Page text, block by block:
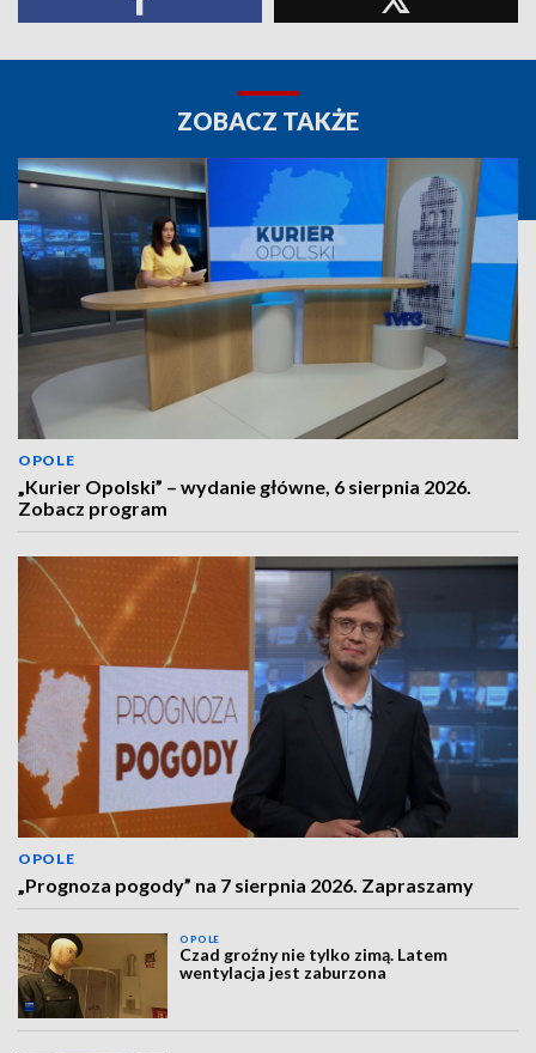
ZOBACZ TAKŻE
OPOLE
„Kurier Opolski” – wydanie główne, 6 sierpnia 2026.
Zobacz program
OPOLE
„Prognoza pogody” na 7 sierpnia 2026. Zapraszamy
OPOLE
Czad groźny nie tylko zimą. Latem
wentylacja jest zaburzona